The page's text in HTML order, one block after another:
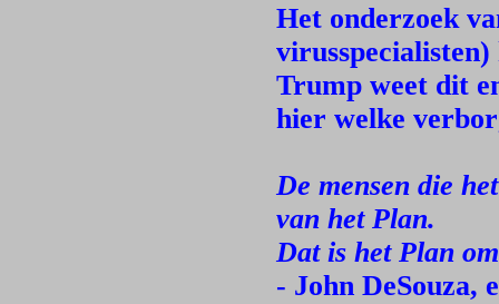
Het onderzoek
virusspecialisten)
Trump weet dit
hier welke
De mensen die
van het Plan.
Dat is het Plan
- John DeSouza,